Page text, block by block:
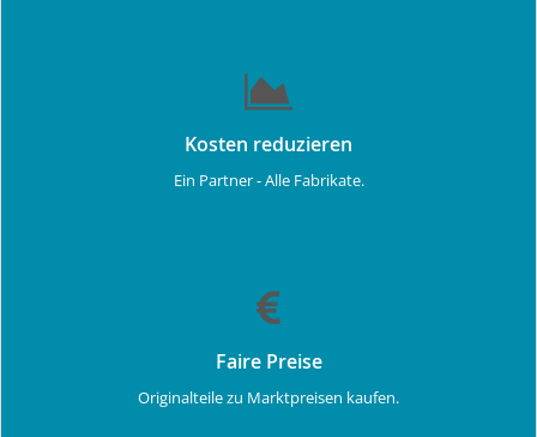
Kosten reduzieren
Ein Partner - Alle Fabrikate.
Faire Preise
Originalteile zu Marktpreisen kaufen.